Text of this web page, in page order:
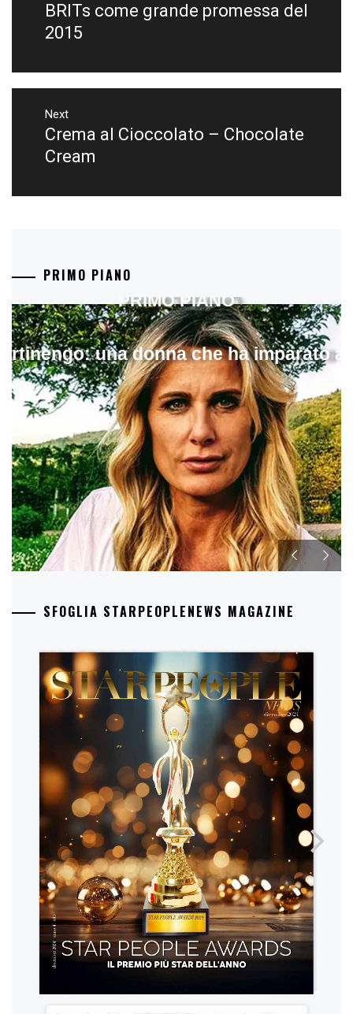
BRITs come grande promessa del
2015
Next
Next
post:
Crema al Cioccolato – Chocolate
Cream
PRIMO PIANO
una donna che ha imparato a
PRIMO PIANO
SFOGLIA STARPEOPLENEWS MAGAZINE